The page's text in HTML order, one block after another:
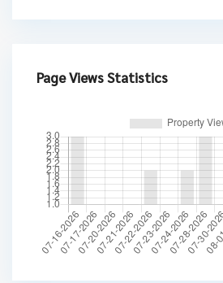
Page Views Statistics